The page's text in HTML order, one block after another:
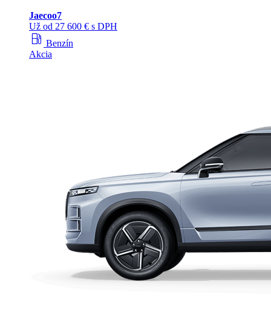
Jaecoo7
Už od 27 600 € s DPH
local_gas_station Benzín
Akcia